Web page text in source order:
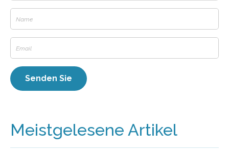
Meistgelesene Artikel